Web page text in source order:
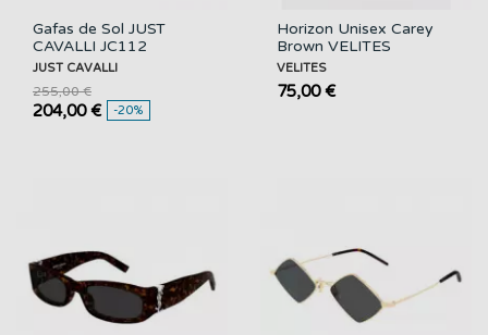
Gafas de Sol JUST
CAVALLI JC112
JUST CAVALLI
204,00 €
255,00 €
-20%
Horizon Unisex Carey
Brown VELITES
VELITES
75,00 €